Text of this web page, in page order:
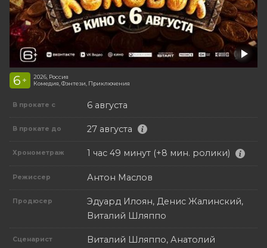
6 +
2026, Россия
Комедия, Фэнтези, Приключения
В прокате с 6 августа
В прокате до 27 августа
Хронометраж 1 час 49 минут (+8 мин. ролики)
Режиссер Антон Маслов
Продюсер
Эдуард Илоян, Денис Жалинский,
Виталий Шляппо
Сценарист
Виталий Шляппо, Анатолий